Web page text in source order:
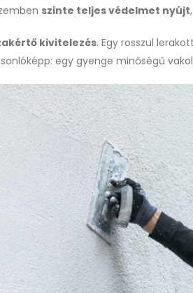
szinte teljes védelmet nyújt
kivitelezés. Egy rosszul
egy gyenge minőségű